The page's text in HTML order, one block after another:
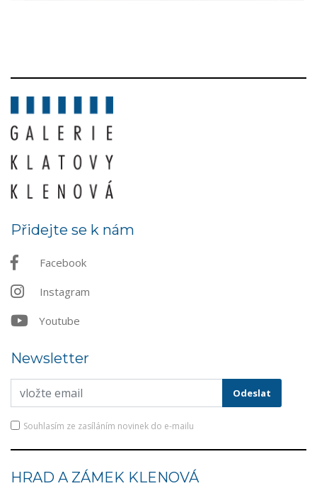
Přidejte se k nám
Facebook
Instagram
Youtube
Newsletter
Souhlasím ze zasíláním novinek do e-mailu
HRAD A ZÁMEK KLENOVÁ